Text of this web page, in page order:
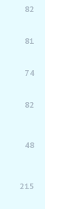
82
81
74
82
48
215